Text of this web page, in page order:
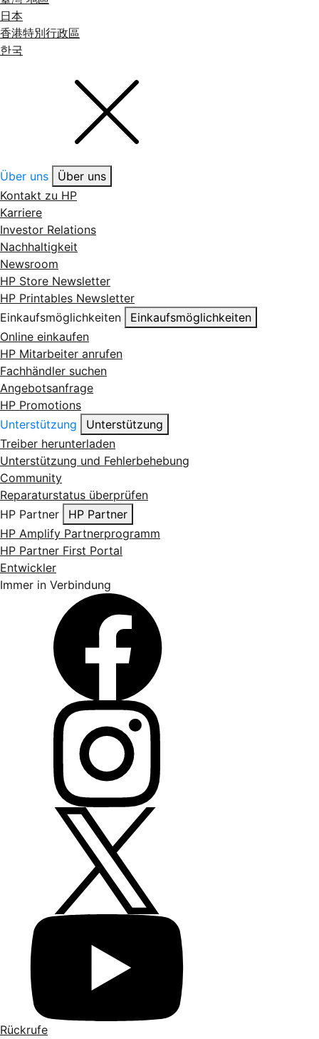
日本
香港特別行政區
한국
Über uns
Über uns
Kontakt zu HP
Karriere
Investor Relations
Nachhaltigkeit
Newsroom
HP Store Newsletter
HP Printables Newsletter
Einkaufsmöglichkeiten
Einkaufsmöglichkeiten
Online einkaufen
HP Mitarbeiter anrufen
Fachhändler suchen
Angebotsanfrage
HP Promotions
Unterstützung
Unterstützung
Treiber herunterladen
Unterstützung und Fehlerbehebung
Community
Reparaturstatus überprüfen
HP Partner
HP Partner
HP Amplify Partnerprogramm
HP Partner First Portal
Entwickler
Immer in Verbindung
Rückrufe